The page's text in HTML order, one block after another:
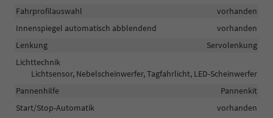
Fahrprofilauswahl
vorhanden
Innenspiegel automatisch abblendend
vorhanden
Lenkung
Servolenkung
Lichttechnik
Lichtsensor, Nebelscheinwerfer, Tagfahrlicht, LED-Scheinwerfer
Pannenhilfe
Pannenkit
Start/Stop-Automatik
vorhanden